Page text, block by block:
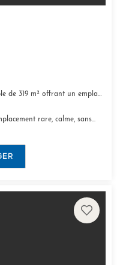
Côté Balaruc-les-bains, terrain constructible de 319 m² offrant un emplacement idéal
rare, calme, sans...